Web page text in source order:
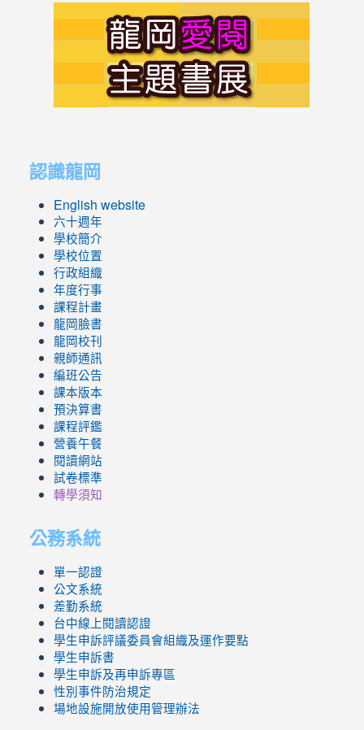
認識龍岡
English website
六十週年
學校簡介
學校位置
行政組織
年度行事
課程計畫
龍岡臉書
龍岡校刊
親師通訊
編班公告
課本版本
預決算書
課程評鑑
營養午餐
閱讀網站
試卷標準
轉學須知
公務系統
單一認證
公文系統
差勤系統
台中線上閱讀認證
學生申訴評議委員會組織及運作要點
學生申訴書
學生申訴及再申訴專區
性別事件防治規定
場地設施開放使用管理辦法